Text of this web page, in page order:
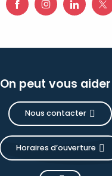
On peut vous aider
Nous contacter
Horaires d’ouverture